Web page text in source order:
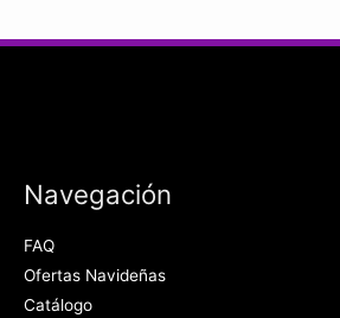
Navegación
FAQ
Ofertas Navideñas
Catálogo